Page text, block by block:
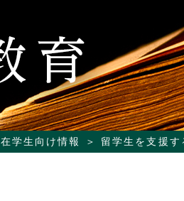
在学生向け情報 留学生を支援